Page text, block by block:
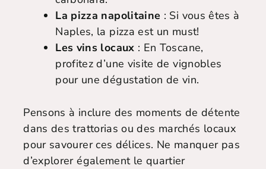
La pizza napolitaine : Si vous êtes à
Naples, la pizza est un must!
Les vins locaux : En Toscane,
profitez d’une visite de vignobles
pour une dégustation de vin.
Pensons à inclure des moments de détente
dans des trattorias ou des marchés locaux
pour savourer ces délices. Ne manquer pas
d’explorer également le quartier